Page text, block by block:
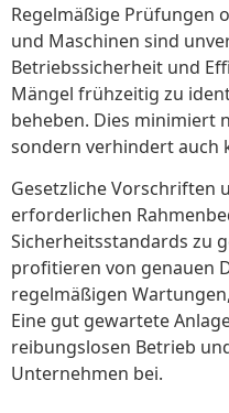
Regelmäßige Prüfungen
und Maschinen sind
Betriebssicherheit und
Mängel frühzeitig zu
beheben. Dies minimiert
sondern verhindert auch
Gesetzliche Vorschriften
erforderlichen
Sicherheitsstandards zu
profitieren von genauen
regelmäßigen
Eine gut gewartete
reibungslosen Betrieb
Unternehmen bei.